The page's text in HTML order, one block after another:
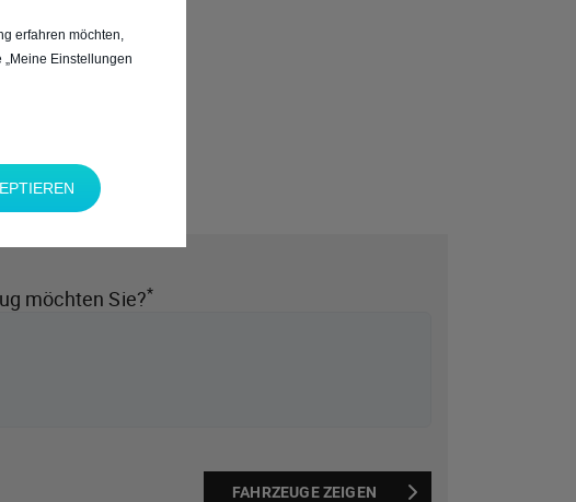
möchten Sie?*
FAHRZEUGE ZEIGEN
erfahren möchten,
Einstellungen